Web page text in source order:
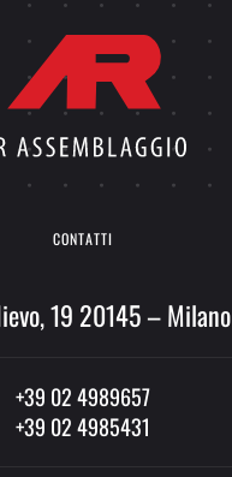
CONTATTI
19 20145 – Milano
+39 02 4989657
+39 02 4985431